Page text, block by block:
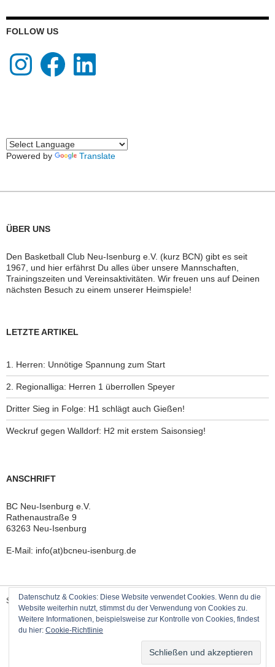
FOLLOW US
InstagramFacebookLinkedIn
Powered by Translate
ÜBER UNS
Den Basketball Club Neu-Isenburg e.V. (kurz BCN) gibt es seit
1967, und hier erfährst Du alles über unsere Mannschaften,
Trainingszeiten und Vereinsaktivitäten. Wir freuen uns auf Deinen
nächsten Besuch zu einem unserer Heimspiele!
LETZTE ARTIKEL
1. Herren: Unnötige Spannung zum Start
2. Regionalliga: Herren 1 überrollen Speyer
Dritter Sieg in Folge: H1 schlägt auch Gießen!
Weckruf gegen Walldorf: H2 mit erstem Saisonsieg!
ANSCHRIFT
BC Neu-Isenburg e.V.
Rathenaustraße 9
63263 Neu-Isenburg
E-Mail: info(at)bcneu-isenburg.de
Stolz präsentiert von WordPress
Datenschutz & Cookies: Diese Website verwendet Cookies. Wenn du die
Website weiterhin nutzt, stimmst du der Verwendung von Cookies zu.
Weitere Informationen, beispielsweise zur Kontrolle von Cookies, findest
du hier: Cookie-Richtlinie